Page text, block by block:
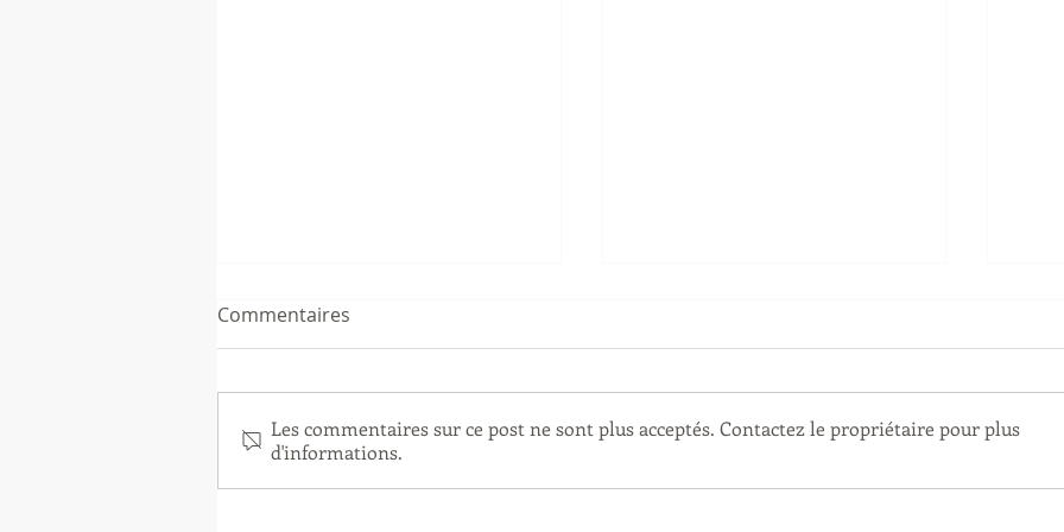
Fermeture estivale des
Venez nous retrouver à
Commentaires
Les commentaires sur ce post ne sont plus acceptés. Contactez le propriétaire pour plus
d'informations.